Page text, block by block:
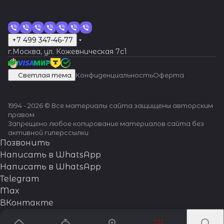
+7 499 347-46-77
г.Москва, ул. Кожевническая 7c1
Светлая тема КонфиденциальностьОферта
1994 - 2026 © Все материалы сайта защищены авторским
правом
Запрещено любое копирование материалов сайта без
активной гиперссылки
Позвонить
Написать в WhatsApp
Написать в WhatsApp
Telegram
Max
ВКонтакте